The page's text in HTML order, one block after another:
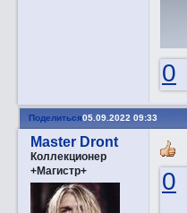
0
Поделиться05.09.2022 09:33
Master Dront
Коллекционер
+Магистр+
0